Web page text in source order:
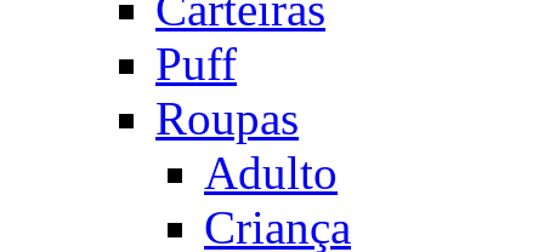
Puff
Roupas
Adulto
Criança